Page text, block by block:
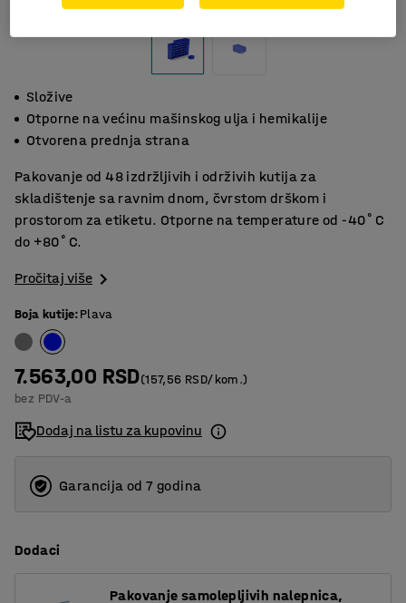
Složive
Otporne na većinu mašinskog ulja i hemikalije
Otvorena prednja strana
Pakovanje od 48 izdržljivih i održivih kutija za
skladištenje sa ravnim dnom, čvrstom drškom i
prostorom za etiketu. Otporne na temperature od -40˚C
do +80˚C.
Pročitaj više
Boja kutije:Plava
7.563,00 RSD(157,56 RSD/kom.)
bez PDV-a
Dodaj na listu za kupovinu
Garancija od 7 godina
Dodaci
Pakovanje samolepljivih nalepnica,